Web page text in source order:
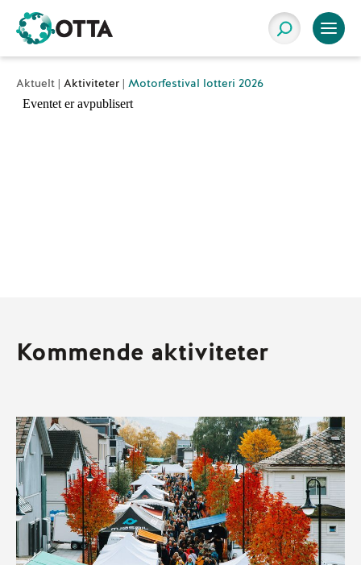
Aktuelt | Aktiviteter | Motorfestival lotteri 2026
Kommende aktiviteter